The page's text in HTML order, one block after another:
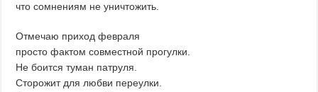
что сомнениям не уничтожить.
Отмечаю приход февраля
просто фактом совместной прогулки.
Не боится туман патруля.
Сторожит для любви переулки.